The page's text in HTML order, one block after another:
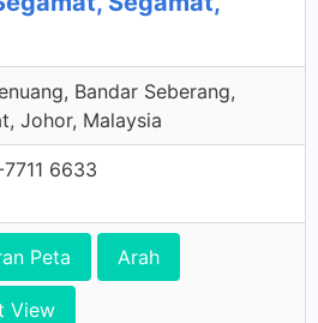
Bandar Seberang,
Johor, Malaysia
6633
Peta Arah
View